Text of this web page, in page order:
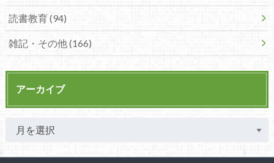
読書教育 (94)
雑記・その他 (166)
アーカイブ